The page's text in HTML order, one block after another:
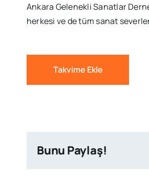
Ankara Gelenekli Sanatlar
herkesi ve de tüm sanat
Takvime Ekle
Bunu Paylaş!